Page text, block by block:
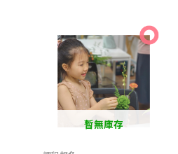
選
擇
選
項
暫無庫存
格
範
圍：
NT$650
到
NT$850
產
品
有
多